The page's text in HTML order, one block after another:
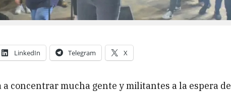
LinkedIn Telegram X
a concentrar mucha gente y militantes a la espera de